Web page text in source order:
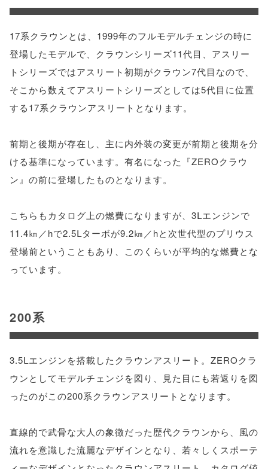
17系クラウンとは、1999年のフルモデルチェンジの時に
登場したモデルで、クラウンシリーズ11代目、アスリー
トシリーズではアスリート初期がクラウン7代目なので、
そこから数えてアスリートシリーズとしては5代目に位置
する17系クラウンアスリートとなります。
前期と後期が存在し、主に内外装の変更が前期と後期を分
ける基準になっています。有名になった『ZEROクラウ
ン』の前に登場したものとなります。
こちらもカタログ上の燃費になりますが、3Ⅼエンジンで
11.4㎞／hで2.5Ⅼターボが9.2㎞／hと次世代型のプリウス
登場前ということもあり、このくらいが平均的な燃費とな
っています。
200系
3.5Ⅼエンジンを搭載したクラウンアスリート。ZEROクラ
ウンとしてモデルチェンジを図り、見た目にも若返りを図
ったのがこの200系クラウンアスリートとなります。
直線的で武骨な大人の象徴だった歴代クラウンから、風の
流れを意識した流麗なデザインとなり、若々しくスポーテ